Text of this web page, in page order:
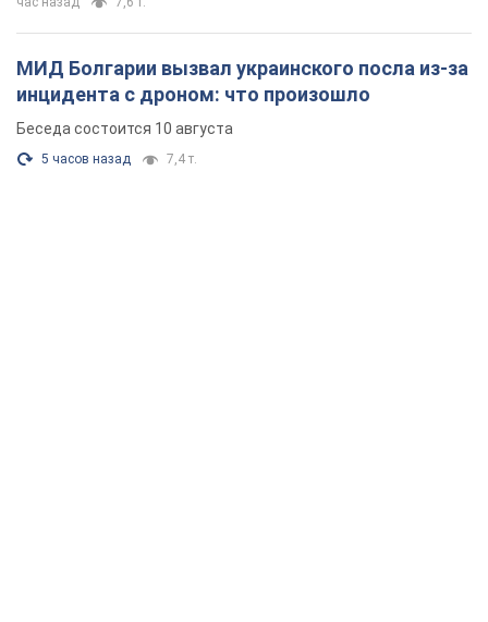
МИД Болгарии вызвал украинского посла из-за
инцидента с дроном: что произошло
Беседа состоится 10 августа
5 часов назад 7,4 т.